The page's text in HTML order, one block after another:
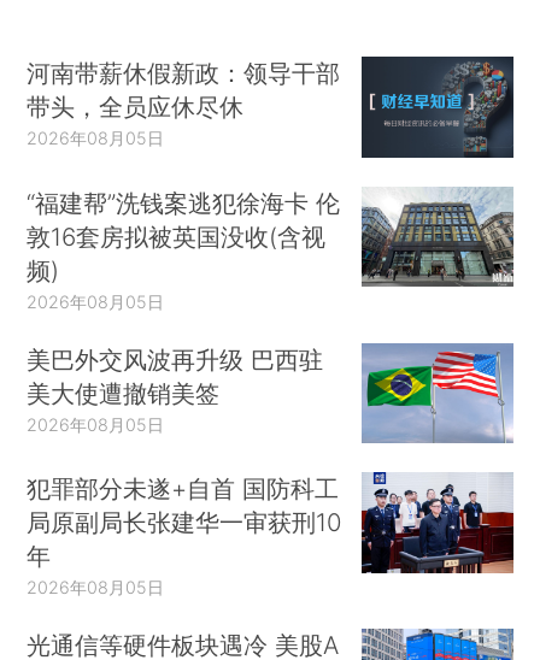
河南带薪休假新政：领导干部
带头，全员应休尽休
2026年08月05日
“福建帮”洗钱案逃犯徐海卡 伦
敦16套房拟被英国没收(含视
频)
2026年08月05日
美巴外交风波再升级 巴西驻
美大使遭撤销美签
2026年08月05日
犯罪部分未遂+自首 国防科工
局原副局长张建华一审获刑10
年
2026年08月05日
光通信等硬件板块遇冷 美股A